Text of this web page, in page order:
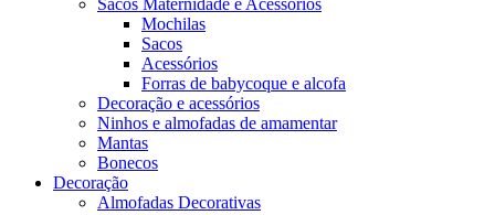
Sacos Maternidade e Acessórios
Mochilas
Sacos
Acessórios
Forras de babycoque e alcofa
Decoração e acessórios
Ninhos e almofadas de amamentar
Mantas
Bonecos
Decoração
Almofadas Decorativas